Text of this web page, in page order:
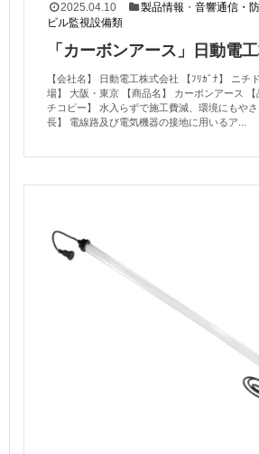
2025.04.10 製品情報 ・音響通信・
ビル監視設備類
「カーボンアース」日動電
【会社名】 日動電工株式会社 【ﾌﾘｶﾞﾅ】 ニチ
場】 大阪・東京 【商品名】 カーボンアース 【
チコピー】 水入らずで施工費減、環境にもや
長】 電線路及び電気機器の接地に用いるア...